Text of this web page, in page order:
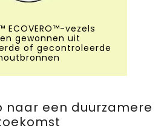
ECOVERO™-vezels
gewonnen uit
of gecontroleerde
naar een duurzamere